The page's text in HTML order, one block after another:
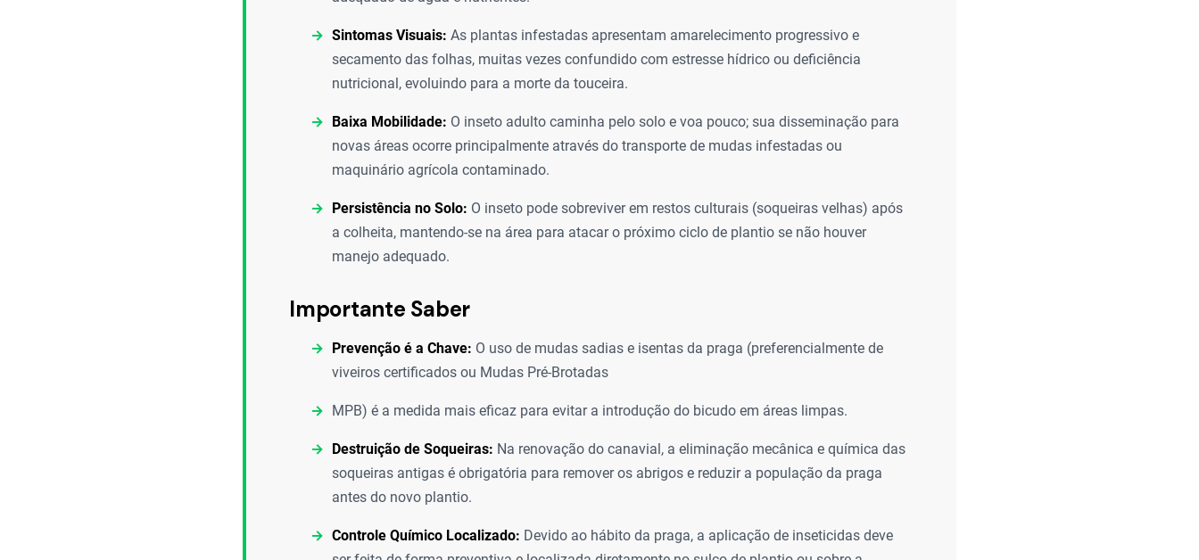
Sintomas Visuais: As plantas infestadas apresentam amarelecimento progressivo e
secamento das folhas, muitas vezes confundido com estresse hídrico ou deficiência
nutricional, evoluindo para a morte da touceira.
Baixa Mobilidade: O inseto adulto caminha pelo solo e voa pouco; sua disseminação para
novas áreas ocorre principalmente através do transporte de mudas infestadas ou
maquinário agrícola contaminado.
Persistência no Solo: O inseto pode sobreviver em restos culturais (soqueiras velhas) após
a colheita, mantendo-se na área para atacar o próximo ciclo de plantio se não houver
manejo adequado.
Importante Saber
Prevenção é a Chave: O uso de mudas sadias e isentas da praga (preferencialmente de
viveiros certificados ou Mudas Pré-Brotadas
MPB) é a medida mais eficaz para evitar a introdução do bicudo em áreas limpas.
Destruição de Soqueiras: Na renovação do canavial, a eliminação mecânica e química das
soqueiras antigas é obrigatória para remover os abrigos e reduzir a população da praga
antes do novo plantio.
Controle Químico Localizado: Devido ao hábito da praga, a aplicação de inseticidas deve